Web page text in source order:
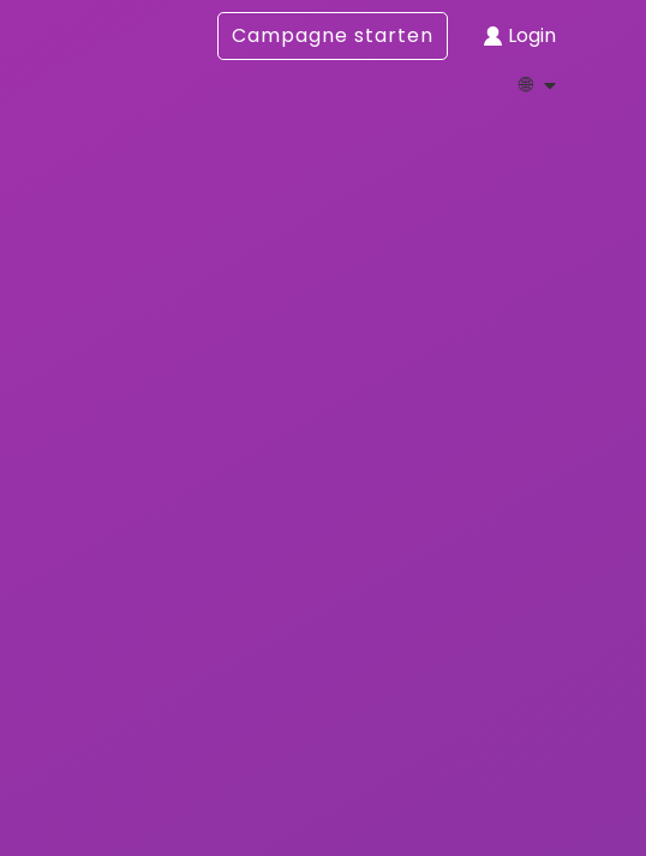
Campagne starten
Login
🌐